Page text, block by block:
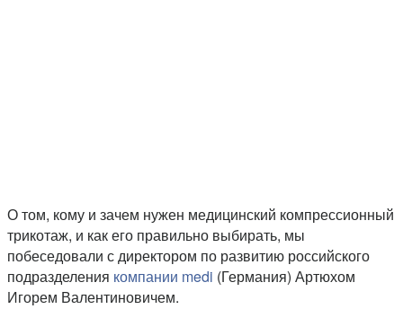
О том, кому и зачем нужен медицинский компрессионный
трикотаж, и как его правильно выбирать, мы
побеседовали с директором по развитию российского
подразделения компании medi (Германия) Артюхом
Игорем Валентиновичем.